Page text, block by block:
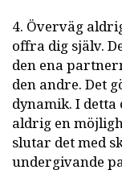
4. Överväg
offra dig själv.
den ena
den andre. Det
dynamik. I
aldrig en
slutar det med
undergivande